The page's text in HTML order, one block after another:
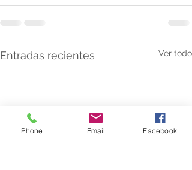
Entradas recientes Ver todo
Phone Email Facebook